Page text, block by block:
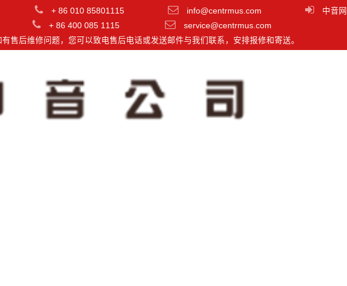
+ 86 010 85801115 info@centrmus.com
中音
+ 86 400 085 1115
service@centrmus.com
售后维修问题，您可以致电售后电话或发送邮件与我们联系，安排报修和寄送。